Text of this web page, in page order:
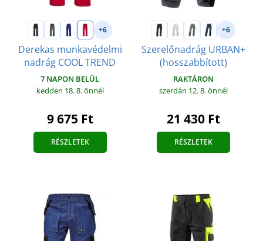
+6
Derekas munkavédelmi
nadrág COOL TREND
7 NAPON BELÜL
kedden 18. 8.önnél
9 675 Ft
RÉSZLETEK
+6
Szerelőnadrág URBAN+
(hosszabbított)
RAKTÁRON
szerdán 12. 8.önnél
21 430 Ft
RÉSZLETEK